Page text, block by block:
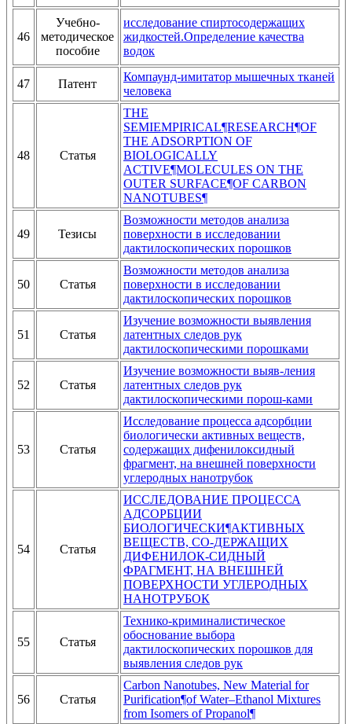
46
Учебно-
методическое
пособие
исследование спиртосодержащих
жидкостей.Определение качества
водок
47 Патент
Компаунд-имитатор мышечных тканей
человека
48 Статья
THE
SEMIEMPIRICAL¶RESEARCH¶OF
THE ADSORPTION OF
BIOLOGICALLY
ACTIVE¶MOLECULES ON THE
OUTER SURFACE¶OF CARBON
NANOTUBES¶
49 Тезисы
Возможности методов анализа
поверхности в исследовании
дактилоскопических порошков
50 Статья
Возможности методов анализа
поверхности в исследовании
дактилоскопических порошков
51 Статья
Изучение возможности выявления
латентных следов рук
дактилоскопическими порошками
52 Статья
Изучение возможности выяв-ления
латентных следов рук
дактилоскопическими порош-ками
53 Статья
Исследование процесса адсорбции
биологически активных веществ,
содержащих дифенилоксидный
фрагмент, на внешней поверхности
углеродных нанотрубок
54 Статья
ИССЛЕДОВАНИЕ ПРОЦЕССА
АДСОРБЦИИ
БИОЛОГИЧЕСКИ¶АКТИВНЫХ
ВЕЩЕСТВ, СО-ДЕРЖАЩИХ
ДИФЕНИЛОК-СИДНЫЙ
ФРАГМЕНТ, НА ВНЕШНЕЙ
ПОВЕРХНОСТИ УГЛЕРОДНЫХ
НАНОТРУБОК
55 Статья
Технико-криминалистическое
обоснование выбора
дактилоскопических порошков для
выявления следов рук
56 Статья
Carbon Nanotubes, New Material for
Purification¶of Water–Ethanol Mixtures
from Isomers of Propanol¶